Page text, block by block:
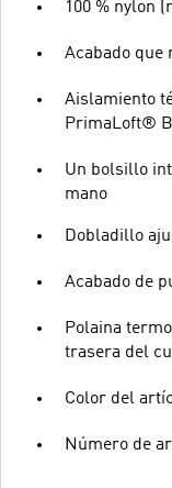
100 % nylon
Acabado que
Aislamiento
PrimaLoft®
Un bolsillo
mano
Dobladillo
Acabado de
Polaina
trasera del
Color del
Número de